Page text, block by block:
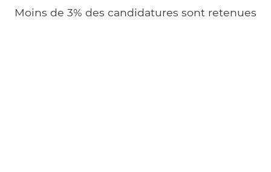
Moins de 3% des candidatures sont retenues